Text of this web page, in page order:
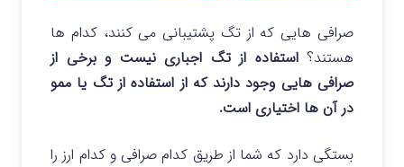
صرافی هایی که از تگ پشتیبانی می کنند، کدام ها
هستند؟استفاده از تگ اجباری نیست و برخی از
صرافی هایی وجود دارند که از استفاده از تگ یا ممو
در آن ها اختیاری است.
بستگی دارد که شما از طریق کدام صرافی و کدام ارز را